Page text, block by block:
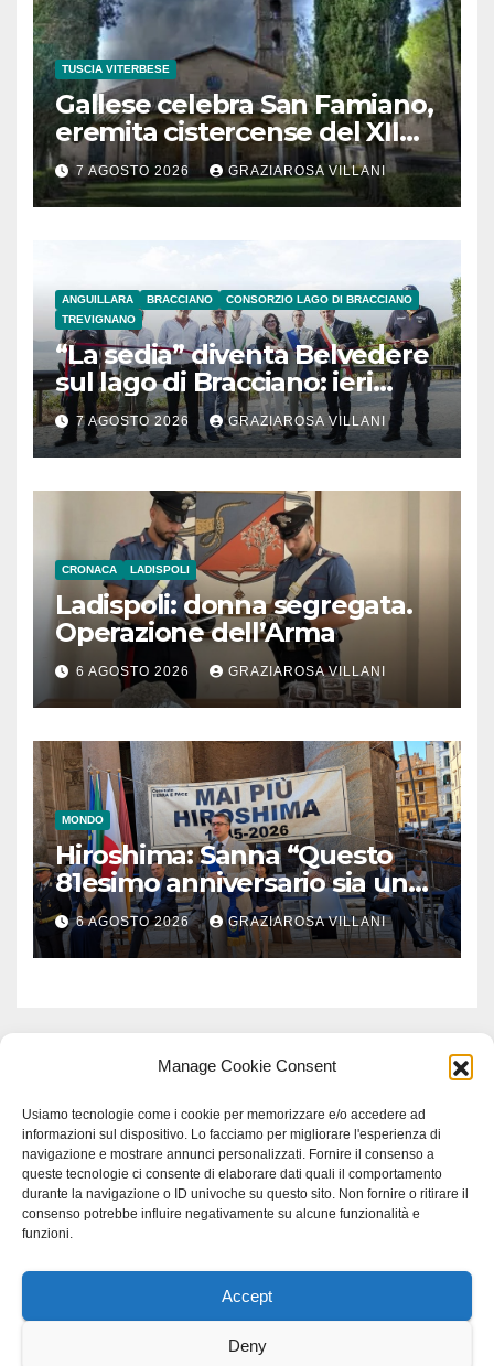
Manage Cookie Consent
Usiamo tecnologie come i cookie per memorizzare e/o accedere ad
informazioni sul dispositivo. Lo facciamo per migliorare l'esperienza di
navigazione e mostrare annunci personalizzati. Fornire il consenso a
queste tecnologie ci consente di elaborare dati quali il comportamento
durante la navigazione o ID univoche su questo sito. Non fornire o ritirare il
consenso potrebbe influire negativamente su alcune funzionalità e
funzioni.
Accept
Deny
TUSCIA VITERBESE
Gallese celebra San Famiano,
eremita cistercense del XII
secolo
7 AGOSTO 2026 GRAZIAROSA VILLANI
ANGUILLARA BRACCIANO
CONSORZIO LAGO DI BRACCIANO
TREVIGNANO
“La sedia” diventa Belvedere
sul lago di Bracciano: ieri
l’inaugurazione
7 AGOSTO 2026 GRAZIAROSA VILLANI
CRONACA LADISPOLI
Ladispoli: donna segregata.
Operazione dell’Arma
6 AGOSTO 2026 GRAZIAROSA VILLANI
MONDO
Hiroshima: Sanna “Questo
81esimo anniversario sia un
monito per tutti”
6 AGOSTO 2026 GRAZIAROSA VILLANI
Proudly powered by WordPress|Tema: Newspaperex di
Scienza studio specialistico bracciano